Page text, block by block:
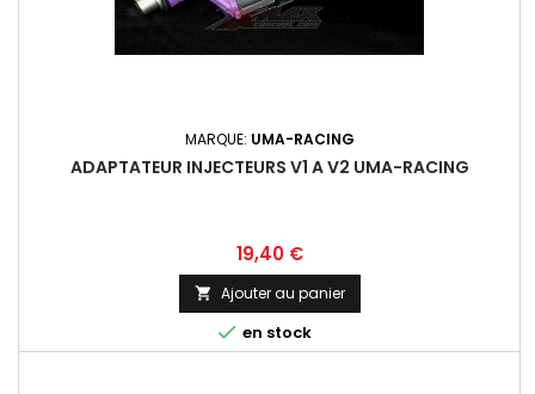
MARQUE: UMA-RACING
ADAPTATEUR INJECTEURS V1 A V2 UMA-RACING
Prix
19,40 €
 Ajouter au panier
 en stock